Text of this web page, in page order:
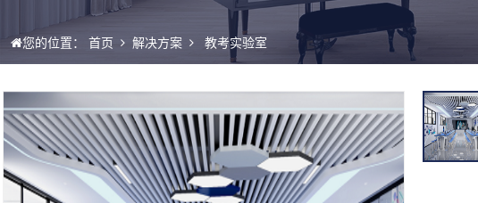
您的位置： 首页 解决方案 教考实验室